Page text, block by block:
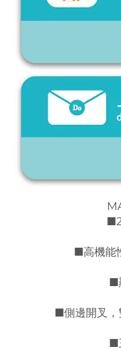
■高機能
■
■側邊開叉，
■